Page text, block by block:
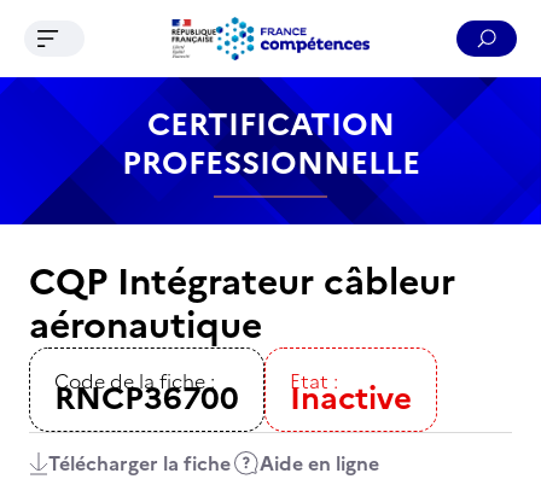
Contenu Recherche Menu Pied de page
Ouvrir le menu de navigation
CERTIFICATION
PROFESSIONNELLE
CQP Intégrateur câbleur
aéronautique
Code de la fiche :
RNCP36700 Etat :
Inactive
Télécharger la fiche Aide en ligne